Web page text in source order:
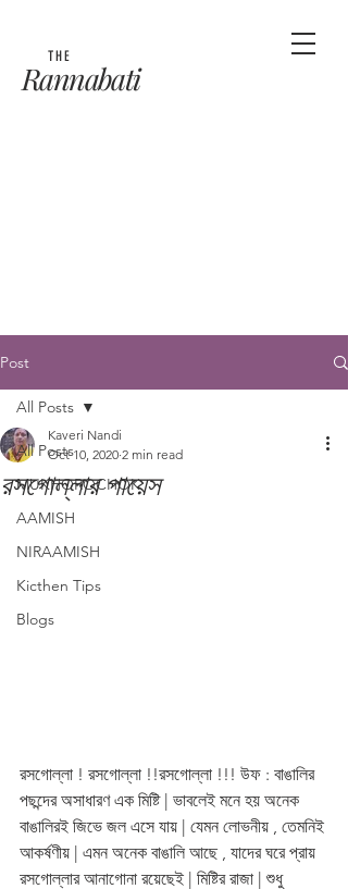
THE
Rannabati
Post
All Posts
MUKHOROCHOK
AAMISH
NIRAAMISH
Kicthen Tips
Blogs
All Posts
রসগোল্লার পায়েস
Kaveri Nandi
Oct 10, 2020 2 min read
রসগোল্লা ! রসগোল্লা !!রসগোল্লা !!! উফ : বাঙালির
পছন্দের অসাধারণ এক মিষ্টি | ভাবলেই মনে হয় অনেক
বাঙালিরই জিভে জল এসে যায় | যেমন লোভনীয় , তেমনিই
আকর্ষণীয় | এমন অনেক বাঙালি আছে , যাদের ঘরে প্রায়
রসগোল্লার আনাগোনা রয়েছেই | মিষ্টির রাজা | শুধু